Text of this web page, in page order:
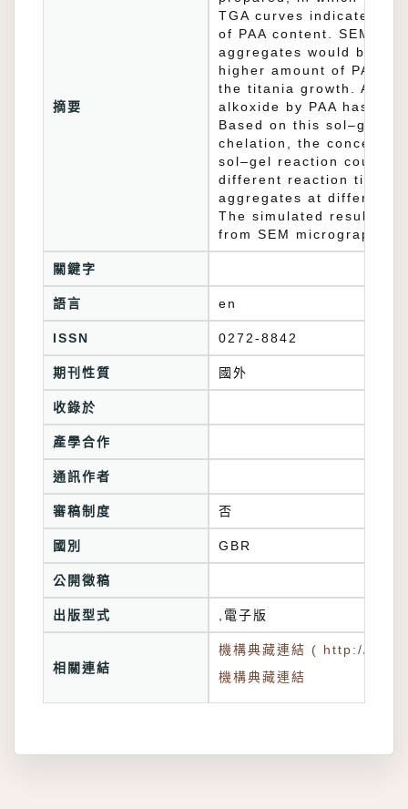
摘要
TGA curves indicated
of PAA content. SEM
aggregates would be
higher amount of PAA
the titania growth. A
alkoxide by PAA has
Based on this sol–gel
chelation, the
sol–gel reaction could
different reaction times
aggregates at different
The simulated results
from SEM micrographs.
關鍵字
語言 en
ISSN 0272-8842
期刊性質 國外
收錄於
產學合作
通訊作者
審稿制度 否
國別 GBR
公開徵稿
出版型式 ,電子版
相關連結
機構典藏連結 ( http://
機構典藏連結